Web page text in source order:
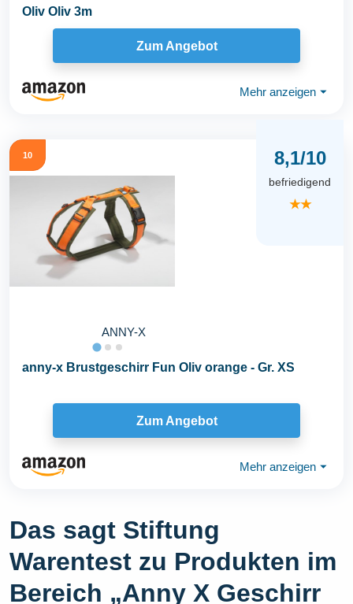
Oliv Oliv 3m
Zum Angebot
Mehr anzeigen ⏷
10
ANNY-X
8,1/10
befriedigend
★★
anny-x Brustgeschirr Fun Oliv orange - Gr. XS
Zum Angebot
Mehr anzeigen ⏷
Das sagt Stiftung
Warentest zu Produkten im
Bereich „Anny X Geschirr